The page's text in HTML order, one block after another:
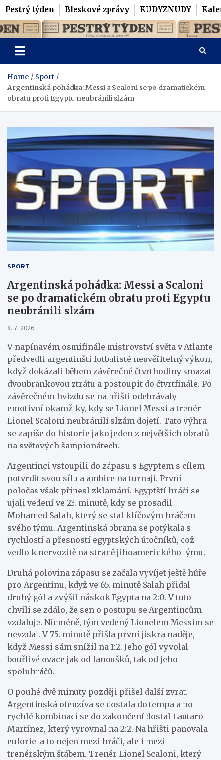
Pestrý týden Bleskové zprávy KUDYZNUDY
Skip
to
content
Pestrý Týden
Home
Sport
Argentinská pohádka: Messi a Scaloni se po dramatickém
obratu proti Egyptu neubránili slzám
SPORT
Argentinská pohádka: Messi a Scaloni
se po dramatickém obratu proti Egyptu
neubránili slzám
8. 7. 2026
V napínavém osmifinále mistrovství světa v Atlante
předvedli argentinští fotbalisté neuvěřitelný výkon,
když dokázali během závěrečné čtvrthodiny smazat
dvoubrankovou ztrátu a postoupit do čtvrtfinále. Po
závěrečném hvizdu se na hřišti odehrávaly
emotivní okamžiky, kdy se Lionel Messi a trenér
Lionel Scaloni neubránili slzám dojetí. Tato výhra
se zapíše do historie jako jeden z největších obratů
na světových šampionátech.
Argentinci vstoupili do zápasu s Egyptem s cílem
potvrdit svou sílu a ambice na turnaji. První
poločas však přinesl zklamání. Egyptští hráči se
ujali vedení ve 23. minutě, kdy se prosadil
Mohamed Salah, který se stal klíčovým hráčem
svého týmu. Argentinská obrana se potýkala s
rychlostí a přesností egyptských útočníků, což
vedlo k nervozitě na straně jihoamerického týmu.
Druhá polovina zápasu se začala vyvíjet ještě hůře
pro Argentinu, když ve 65. minutě Salah přidal
druhý gól a zvýšil náskok Egypta na 2:0. V tuto
chvíli se zdálo, že sen o postupu se Argentincům
vzdaluje. Nicméně, tým vedený Lionelem Messim se
nevzdal. V 75. minutě přišla první jiskra naděje,
když Messi sám snížil na 1:2. Jeho gól vyvolal
bouřlivé ovace jak od fanoušků, tak od jeho
spoluhráčů.
O pouhé dvě minuty později přišel další zvrat.
Argentinská ofenzíva se dostala do tempa a po
rychlé kombinaci se do zakončení dostal Lautaro
Martínez, který vyrovnal na 2:2. Na hřišti panovala
euforie, a to nejen mezi hráči, ale i mezi
trenérským štábem. Trenér Lionel Scaloni, který